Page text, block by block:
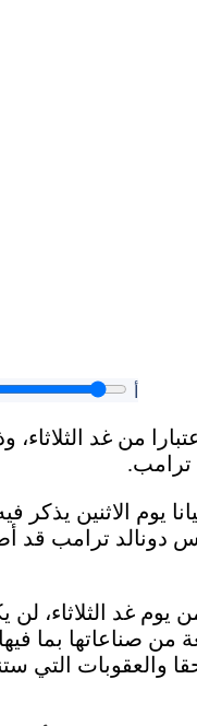
من غد الثلاثاء،
ترامب.
يوم الاثنين يذكر
دونالد ترامب قد
الساعة 04:00 بتوقيت غرينتش من يوم غد
من صناعاتها بما
والعقوبات التي